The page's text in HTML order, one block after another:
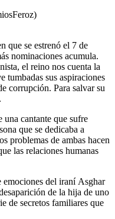
que se estrenó el 7 de
nominaciones acumula.
el reino nos cuenta la
tumbadas sus aspiraciones
corrupción. Para salvar su
una cantante que sufre
que se dedicaba a
problemas de ambas hacen
las relaciones humanas
emociones del iraní Asghar
de la hija de uno
de secretos familiares que